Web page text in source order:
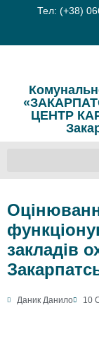
Тел: (+38)
ЦЕНТР
закладів
Даник Данило 10